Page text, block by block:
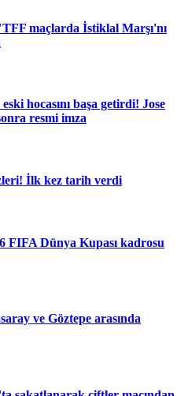
maçlarda İstiklal Marşı'nı
hocasını başa getirdi! Jose
resmi imza
İlk kez tarih verdi
FIFA Dünya Kupası kadrosu
ve Göztepe arasında